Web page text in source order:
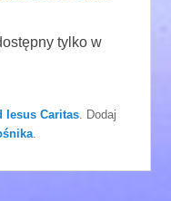
tylko w
Iesus Caritas . Dodaj